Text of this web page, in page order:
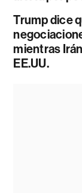
Trump dice
mientras
EE.UU.